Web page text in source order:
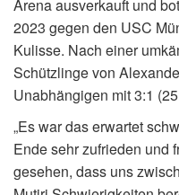
Arena ausverkauft und
2023 gegen den USC
Kulisse. Nach einer
Schützlinge von
Unabhängigen mit 3:1
„Es war das erwartet
Ende sehr zufrieden und
gesehen, dass uns